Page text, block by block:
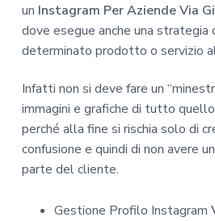
un Instagram Per Aziende Via
dove esegue anche una strategia
determinato prodotto o servizio
Infatti non si deve fare un
immagini e grafiche di tutto quello
perché alla fine si rischia solo di
confusione e quindi di non avere
parte del cliente.
Gestione Profilo Instagram